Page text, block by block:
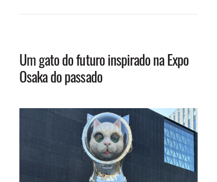
Um gato do futuro inspirado na Expo
Osaka do passado